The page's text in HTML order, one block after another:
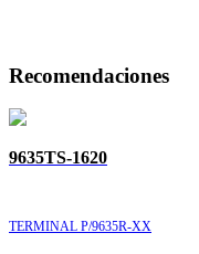
Recomendaciones
9635TS-1620
TERMINAL P/9635R-XX